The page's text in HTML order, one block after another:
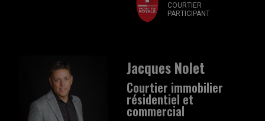
COURTIER
PARTICIPANT
Jacques Nolet
Courtier immobilier
résidentiel et
commercial